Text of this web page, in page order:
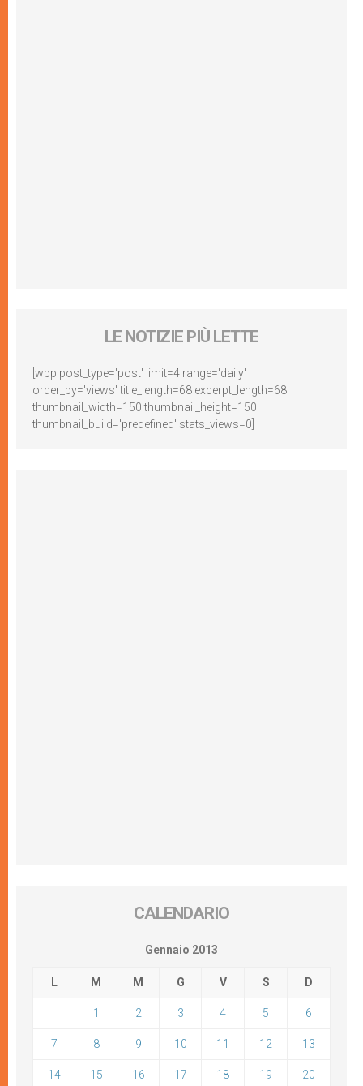
LE NOTIZIE PIÙ LETTE
[wpp post_type='post' limit=4 range='daily'
order_by='views' title_length=68 excerpt_length=68
thumbnail_width=150 thumbnail_height=150
thumbnail_build='predefined' stats_views=0]
CALENDARIO
Gennaio 2013
L M M G V S D
1 2 3 4 5 6
7 8 9 10 11 12 13
14 15 16 17 18 19 20